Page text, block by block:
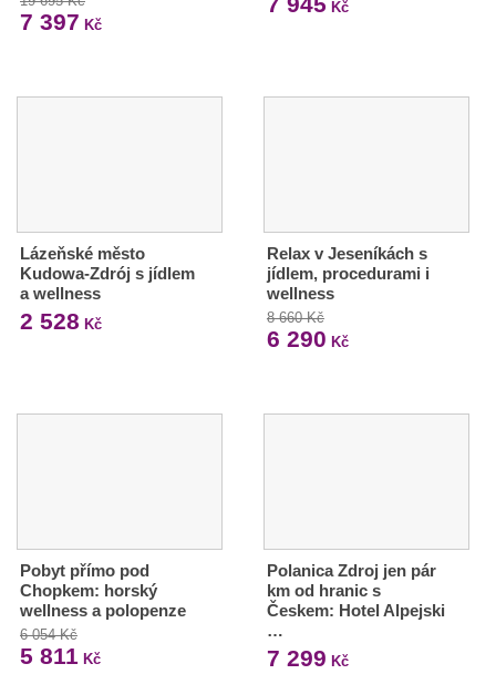
7 397 Kč
Kč
Lázeňské město
Kudowa-Zdrój s jídlem
a wellness
2 528 Kč
Relax v Jeseníkách s
jídlem, procedurami i
wellness
8 660 Kč
6 290 Kč
Pobyt přímo pod
Chopkem: horský
wellness a polopenze
6 054 Kč
5 811 Kč
Polanica Zdroj jen pár
km od hranic s
Českem: Hotel Alpejski
…
7 299 Kč